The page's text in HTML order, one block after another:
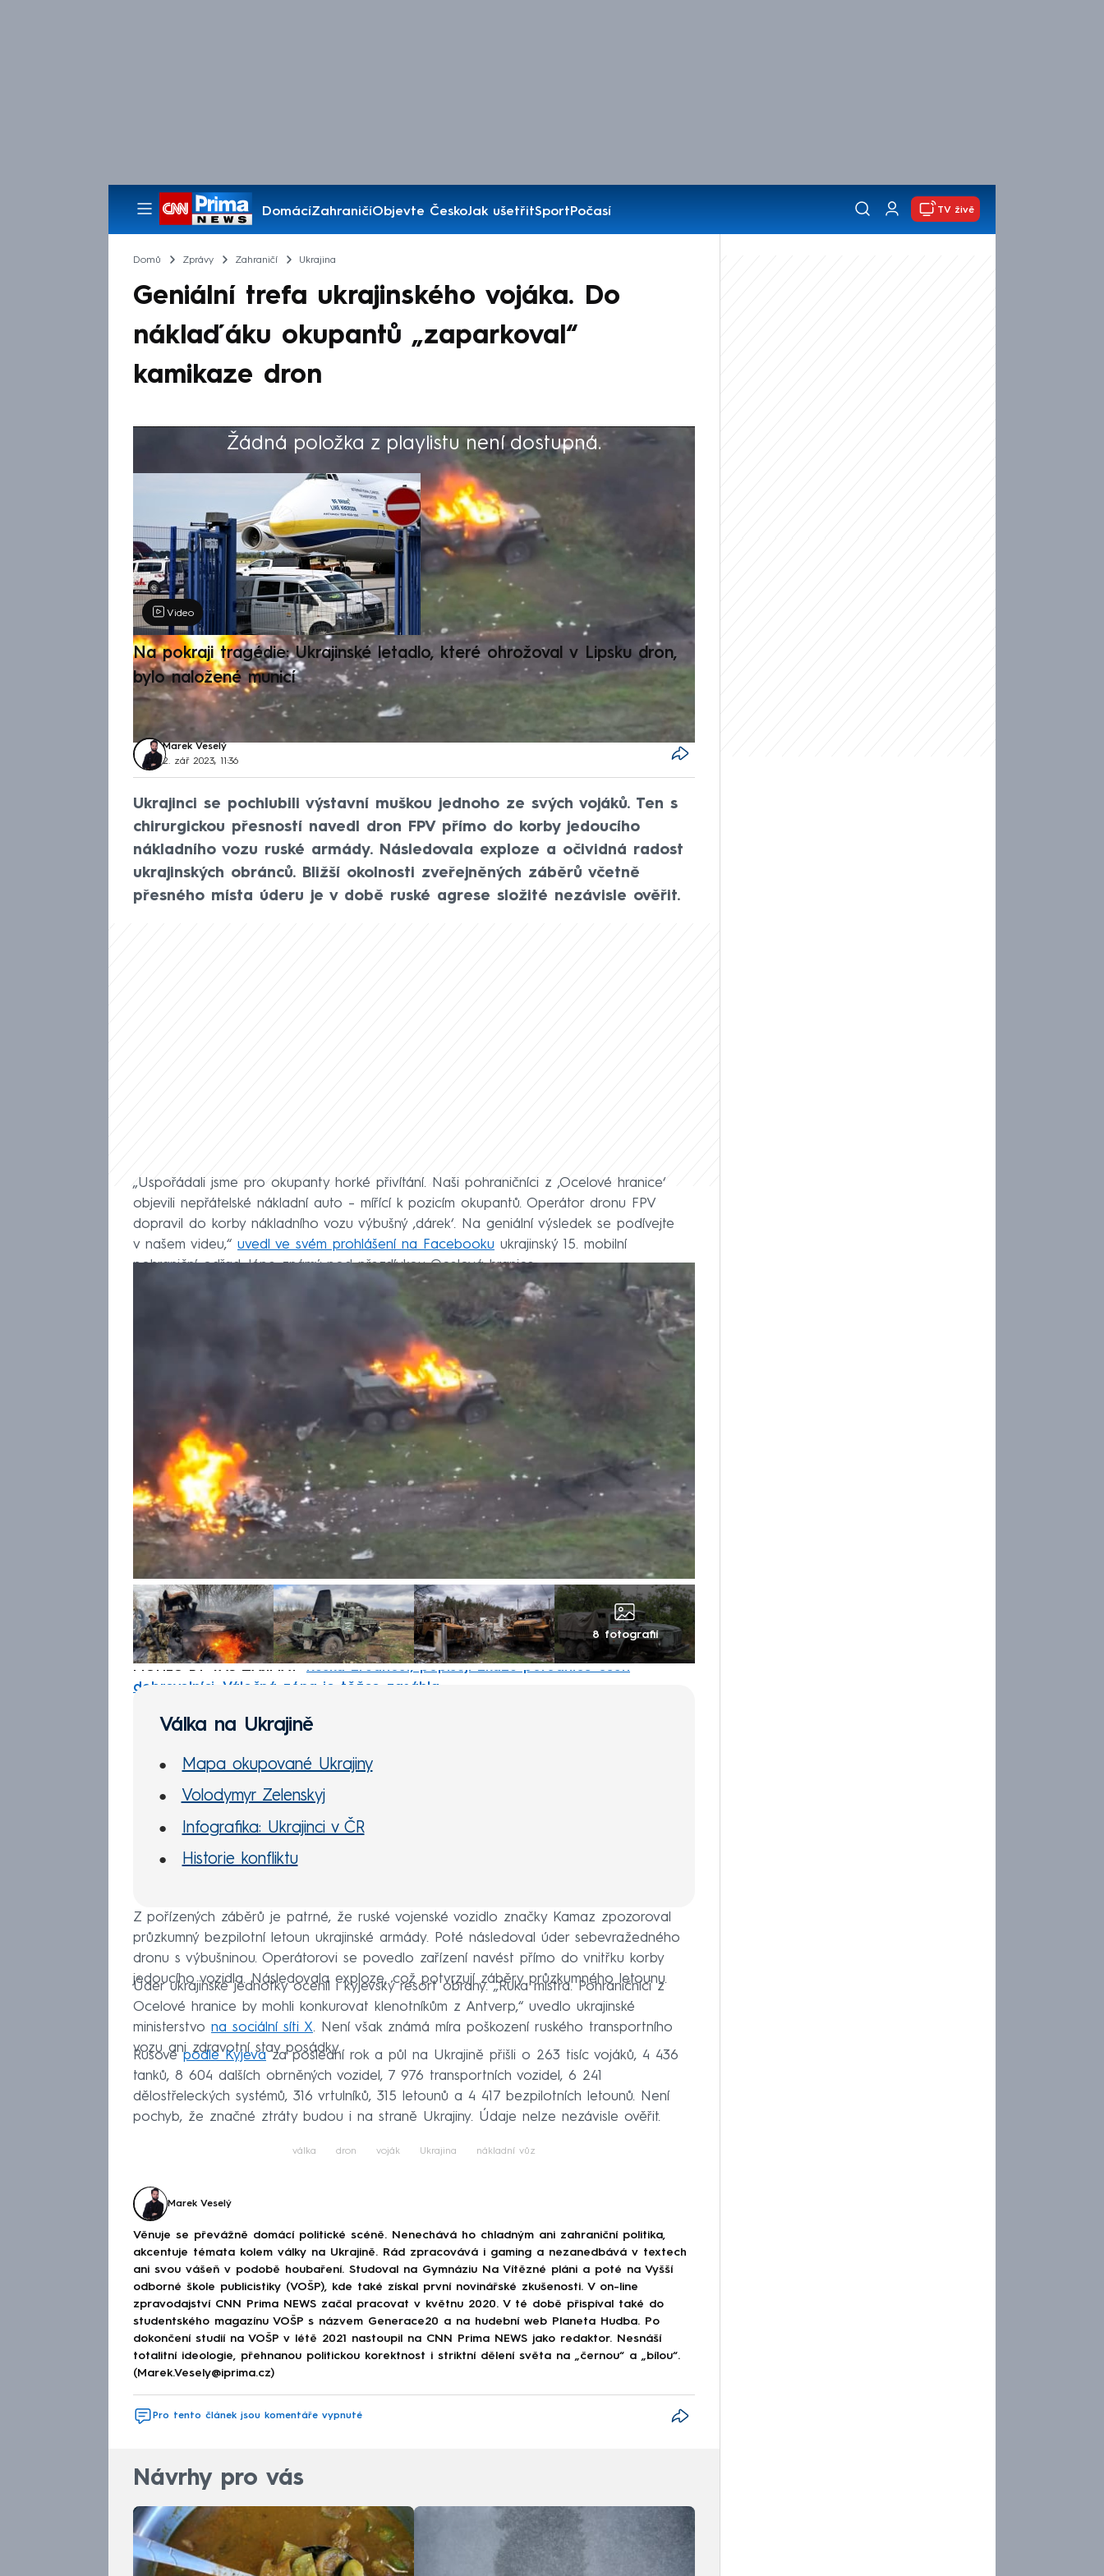
DomácíZahraničíObjevte ČeskoJak ušetřitSportPočasí
Pořady
TV živě
Domů Zprávy Zahraničí Ukrajina
Geniální trefa ukrajinského vojáka. Do
náklaďáku okupantů „zaparkoval“
kamikaze dron
Žádná položka z playlistu není dostupná.
Výběr redakce
Video
Na pokraji tragédie: Ukrajinské letadlo, které ohrožoval v Lipsku dron,
bylo naložené municí
Marek Veselý
2. zář 2023, 11:36
Ukrajinci se pochlubili výstavní muškou jednoho ze svých vojáků. Ten s
chirurgickou přesností navedl dron FPV přímo do korby jedoucího
nákladního vozu ruské armády. Následovala exploze a očividná radost
ukrajinských obránců. Bližší okolnosti zveřejněných záběrů včetně
přesného místa úderu je v době ruské agrese složité nezávisle ověřit.
„Uspořádali jsme pro okupanty horké přivítání. Naši pohraničníci z ‚Ocelové hranice‘
objevili nepřátelské nákladní auto – mířící k pozicím okupantů. Operátor dronu FPV
dopravil do korby nákladního vozu výbušný ‚dárek‘. Na geniální výsledek se podívejte
v našem videu,“ uvedl ve svém prohlášení na Facebooku ukrajinský 15. mobilní
pohraniční odřad, lépe známý pod přezdívkou Ocelová hranice.
8 fotografií
MOHLO BY VÁS ZAJÍMAT:Ruská zrůdnost, popisují zkázu porodnice čeští
dobrovolníci. Válečná zóna je těžce zasáhla
Válka na Ukrajině
Mapa okupované Ukrajiny
Volodymyr Zelenskyj
Infografika: Ukrajinci v ČR
Historie konfliktu
Z pořízených záběrů je patrné, že ruské vojenské vozidlo značky Kamaz zpozoroval
průzkumný bezpilotní letoun ukrajinské armády. Poté následoval úder sebevražedného
dronu s výbušninou. Operátorovi se povedlo zařízení navést přímo do vnitřku korby
jedoucího vozidla. Následovala exploze, což potvrzují záběry průzkumného letounu.
Úder ukrajinské jednotky ocenil i kyjevský resort obrany. „Ruka mistra. Pohraničníci z
Ocelové hranice by mohli konkurovat klenotníkům z Antverp,“ uvedlo ukrajinské
ministerstvo na sociální síti X. Není však známá míra poškození ruského transportního
vozu ani zdravotní stav posádky.
Rusovépodle Kyjevaza poslední rok a půl na Ukrajině přišli o 263 tisíc vojáků, 4 436
tanků, 8 604 dalších obrněných vozidel, 7 976 transportních vozidel, 6 241
dělostřeleckých systémů, 316 vrtulníků, 315 letounů a 4 417 bezpilotních letounů. Není
pochyb, že značné ztráty budou i na straně Ukrajiny. Údaje nelze nezávisle ověřit.
válka dron voják Ukrajina nákladní vůz
Marek Veselý
Věnuje se převážně domácí politické scéně. Nenechává ho chladným ani zahraniční politika,
akcentuje témata kolem války na Ukrajině. Rád zpracovává i gaming a nezanedbává v textech
ani svou vášeň v podobě houbaření. Studoval na Gymnáziu Na Vítězné pláni a poté na Vyšší
odborné škole publicistiky (VOŠP), kde také získal první novinářské zkušenosti. V on-line
zpravodajství CNN Prima NEWS začal pracovat v květnu 2020. V té době přispíval také do
studentského magazínu VOŠP s názvem Generace20 a na hudební web Planeta Hudba. Po
dokončení studií na VOŠP v létě 2021 nastoupil na CNN Prima NEWS jako redaktor. Nesnáší
totalitní ideologie, přehnanou politickou korektnost i striktní dělení světa na „černou“ a „bílou“.
(Marek.Vesely@iprima.cz)
Pro tento článek jsou komentáře vypnuté
Návrhy pro vás